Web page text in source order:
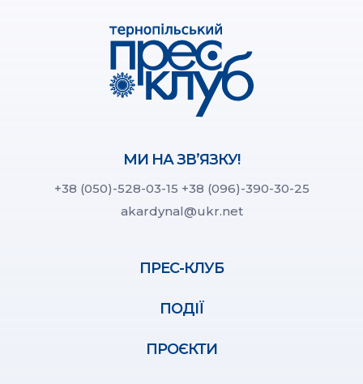
МИ НА ЗВ’ЯЗКУ!
+38 (050)-528-03-15 +38 (096)-390-30-25
akardynal@ukr.net
ПРЕС-КЛУБ
ПОДІЇ
ПРОЄКТИ